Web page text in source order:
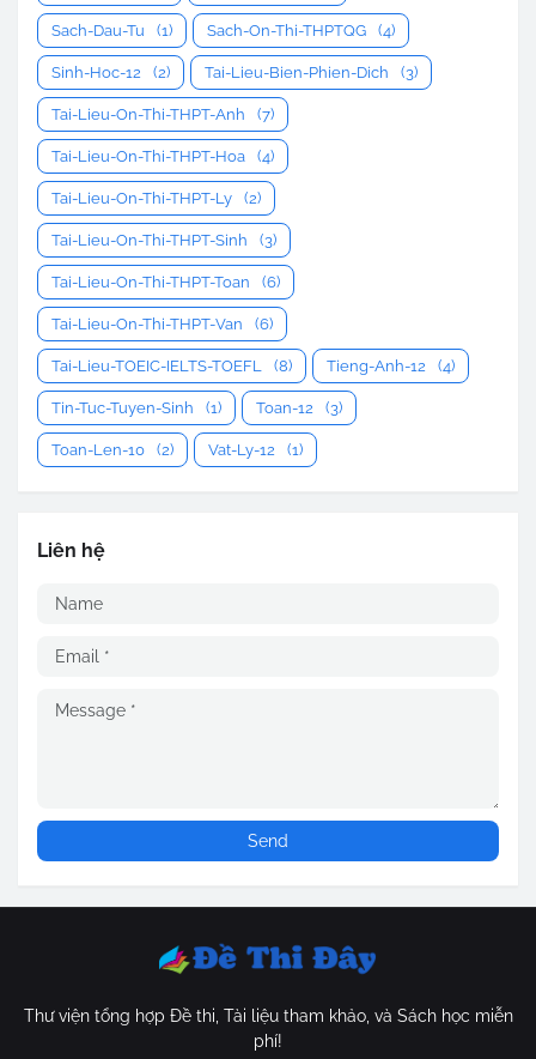
Sach-Dau-Tu (1) Sach-On-Thi-THPTQG (4)
Sinh-Hoc-12 (2) Tai-Lieu-Bien-Phien-Dich (3)
Tai-Lieu-On-Thi-THPT-Anh (7)
Tai-Lieu-On-Thi-THPT-Hoa (4)
Tai-Lieu-On-Thi-THPT-Ly (2)
Tai-Lieu-On-Thi-THPT-Sinh (3)
Tai-Lieu-On-Thi-THPT-Toan (6)
Tai-Lieu-On-Thi-THPT-Van (6)
Tai-Lieu-TOEIC-IELTS-TOEFL (8) Tieng-Anh-12 (4)
Tin-Tuc-Tuyen-Sinh (1) Toan-12 (3)
Toan-Len-10 (2) Vat-Ly-12 (1)
Liên hệ
Thư viện tổng hợp Đề thi, Tài liệu tham khảo, và Sách học miễn
phí!